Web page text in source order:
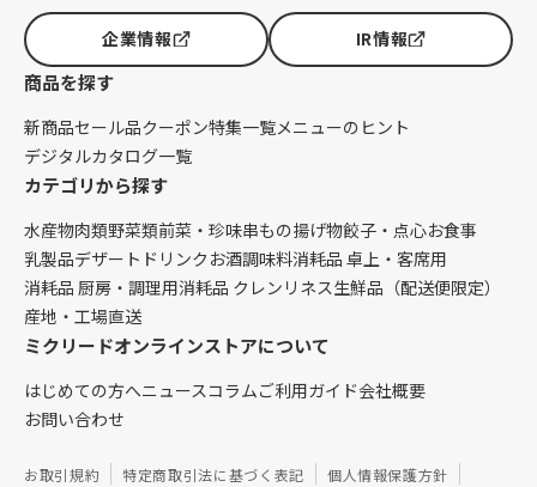
企業情報 IR情報
商品を探す
新商品セール品クーポン特集一覧メニューのヒント
デジタルカタログ一覧
カテゴリから探す
水産物肉類野菜類前菜・珍味串もの揚げ物餃子・点心お食事
乳製品デザート ドリンク お酒調味料消耗品 卓上・客席用
消耗品 厨房・調理用消耗品 クレンリネス生鮮品（配送便限定）
産地・工場直送
ミクリードオンラインストアについて
はじめての方へニュースコラムご利用ガイド会社概要
お問い合わせ
お取引規約 特定商取引法に基づく表記 個人情報保護方針